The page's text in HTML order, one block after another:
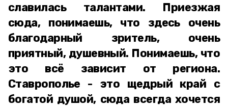
славилась талантами. Приезжая
сюда, понимаешь, что здесь очень
благодарный зритель, очень
приятный, душевный. Понимаешь, что
это всё зависит от региона.
Ставрополье - это щедрый край с
богатой душой, сюда всегда хочется